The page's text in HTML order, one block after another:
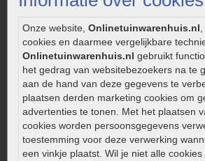
Onze website, Onlinetuinwarenhuis.nl
cookies en daarmee vergelijkbare
Onlinetuinwarenhuis.nl gebruikt
het gedrag van websitebezoekers na te
aan de hand van deze gegevens te
plaatsen derden marketing cookies om
advertenties te tonen. Met het plaatsen
cookies worden persoonsgegevens
toestemming voor deze verwerking
een vinkje plaatst. Wil je niet alle
Onderhoud van gebakken bestrating
Aanlegtips voor gebakken bestrating
Zelf een terras aanleggen
Kleine stadstuin inrichten
0320 – 219170
Kaapstanderweg 41
8243 RB Lelystad